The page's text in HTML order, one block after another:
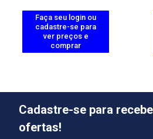
Faça seu login ou
cadastre-se para
ver preços e
comprar
Cadastre-se para
ofertas!